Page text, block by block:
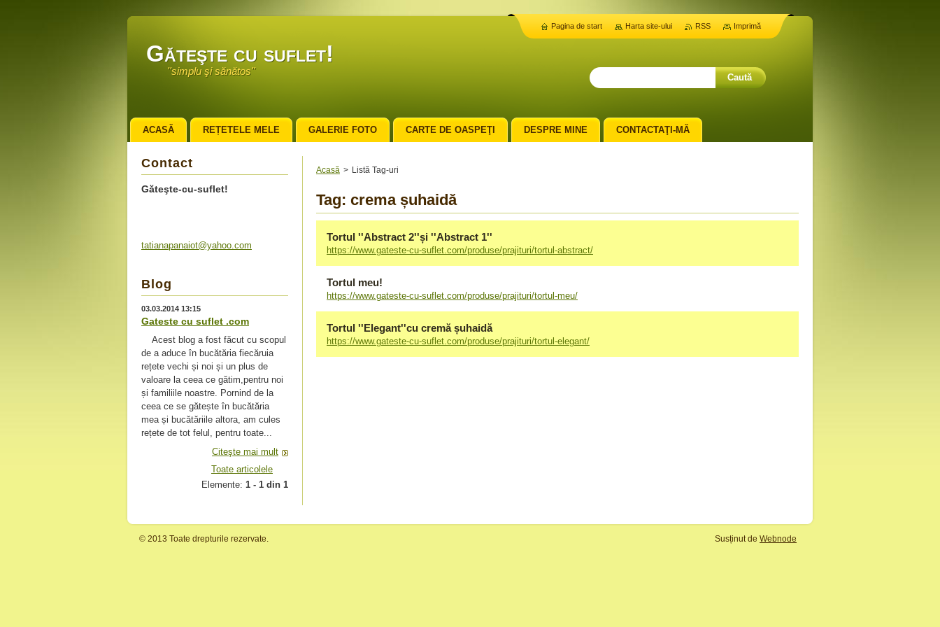
Găteşte cu suflet!
''simplu şi sănătos''
Acasă > Listă Tag-uri
Tag: crema șuhaidă
Tortul ''Abstract 2''și ''Abstract 1''
https://www.gateste-cu-suflet.com/produse/prajituri/tortul-abstract/
Tortul meu!
https://www.gateste-cu-suflet.com/produse/prajituri/tortul-meu/
Tortul ''Elegant''cu cremă șuhaidă
https://www.gateste-cu-suflet.com/produse/prajituri/tortul-elegant/
Contact
Găteşte-cu-suflet!
tatianapanaiot@yahoo.com
Blog
03.03.2014 13:15
Gateste cu suflet .com
Acest blog a fost făcut cu scopul
de a aduce în bucătăria fiecăruia
rețete vechi și noi și un plus de
valoare la ceea ce gătim,pentru noi
și familiile noastre. Pornind de la
ceea ce se gătește în bucătăria
mea și bucătăriile altora, am cules
rețete de tot felul, pentru toate...
Citeşte mai mult
Toate articolele
Elemente: 1 - 1 din 1
ACASĂ REȚETELE MELE GALERIE FOTO CARTE DE OASPEŢI DESPRE MINE CONTACTAŢI-MĂ
Pagina de start Harta site-ului RSS Imprimă
© 2013 Toate drepturile rezervate. Susținut de Webnode